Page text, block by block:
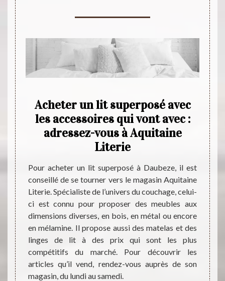
:
à
lits
à
le
le
qu’il
Les
et la
le
Acheter un lit superposé avec
les accessoires qui vont avec :
adressez-vous à Aquitaine
Literie
Pour acheter un lit superposé à Daubeze, il est
conseillé de se tourner vers le magasin Aquitaine
Literie. Spécialiste de l’univers du couchage, celui-
ci est connu pour proposer des meubles aux
dimensions diverses, en bois, en métal ou encore
en mélamine. Il propose aussi des matelas et des
linges de lit à des prix qui sont les plus
compétitifs du marché. Pour découvrir les
articles qu’il vend, rendez-vous auprès de son
magasin, du lundi au samedi.
Les
la
vous
peut
et